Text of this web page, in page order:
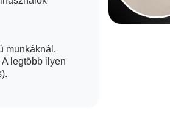
munkáknál.
legtöbb ilyen